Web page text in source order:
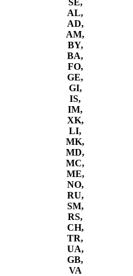
AL,
AD,
AM,
BY,
BA,
FO,
GE,
GI,
IS,
IM,
XK,
LI,
MK,
MD,
MC,
ME,
NO,
RU,
SM,
RS,
CH,
TR,
UA,
GB,
VA